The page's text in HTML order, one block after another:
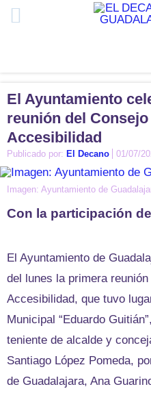
El Ayuntamiento
reunión del
Accesibilidad
Publicado por: El Decano 01/07/
Imagen: Ayuntamiento de
Con la participación
El Ayuntamiento de
del lunes la primera
Accesibilidad, que tuvo
Municipal “Eduardo
teniente de alcalde y
Santiago López Pomeda,
de Guadalajara, Ana